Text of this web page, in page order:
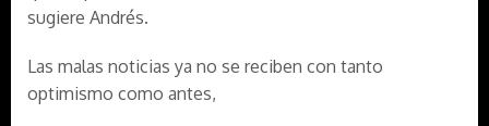
sugiere Andrés.
Las malas noticias ya no se reciben con tanto
optimismo como antes,